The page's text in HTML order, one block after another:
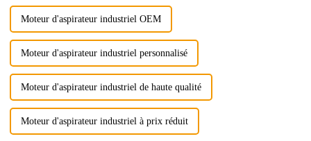
Moteur d'aspirateur industriel OEM
Moteur d'aspirateur industriel personnalisé
Moteur d'aspirateur industriel de haute qualité
Moteur d'aspirateur industriel à prix réduit